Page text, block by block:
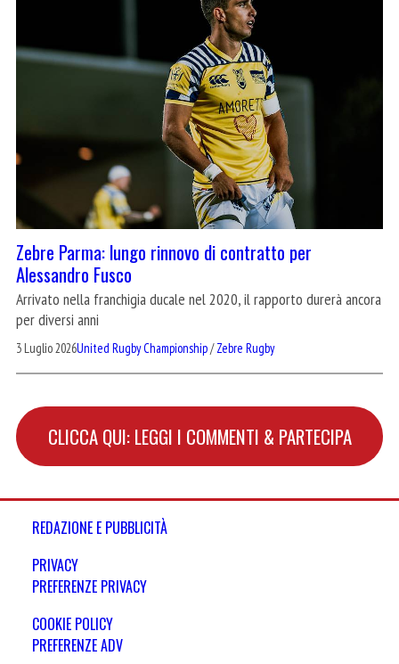
Zebre Parma: lungo rinnovo di contratto per
Alessandro Fusco
Arrivato nella franchigia ducale nel 2020, il rapporto durerà ancora
per diversi anni
3 Luglio 2026United Rugby Championship/Zebre Rugby
CLICCA QUI: LEGGI I COMMENTI & PARTECIPA
REDAZIONE E PUBBLICITÀ
PRIVACY
PREFERENZE PRIVACY
COOKIE POLICY
PREFERENZE ADV